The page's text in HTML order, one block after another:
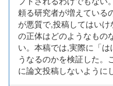
頼る研究者が増えている
が悪質で,投稿してはい
の正体はどのようなもの
い。本稿では,実際に「
うなるのかを検証した。
に論文投稿しないように